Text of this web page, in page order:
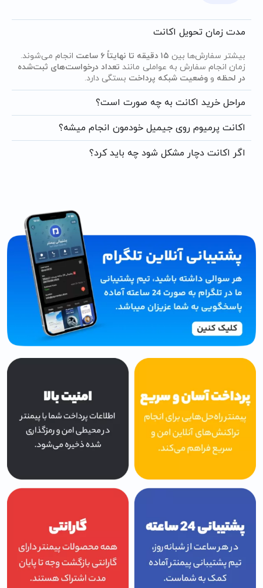
مدت زمان تحویل اکانت
بیشتر سفارش‌ها بین ۱۵ دقیقه تا نهایتاً ۶ ساعت
انجام می‌شوند.
زمان انجام سفارش به عواملی مانند تعداد درخواست‌های ثبت‌شده
در لحظه و وضعیت شبکه پرداخت بستگی دارد.
مراحل خرید اکانت به چه صورت است؟
اکانت پرمیوم روی جیمیل خودمون انجام میشه؟
اگر اکانت دچار مشکل شود چه باید کرد؟